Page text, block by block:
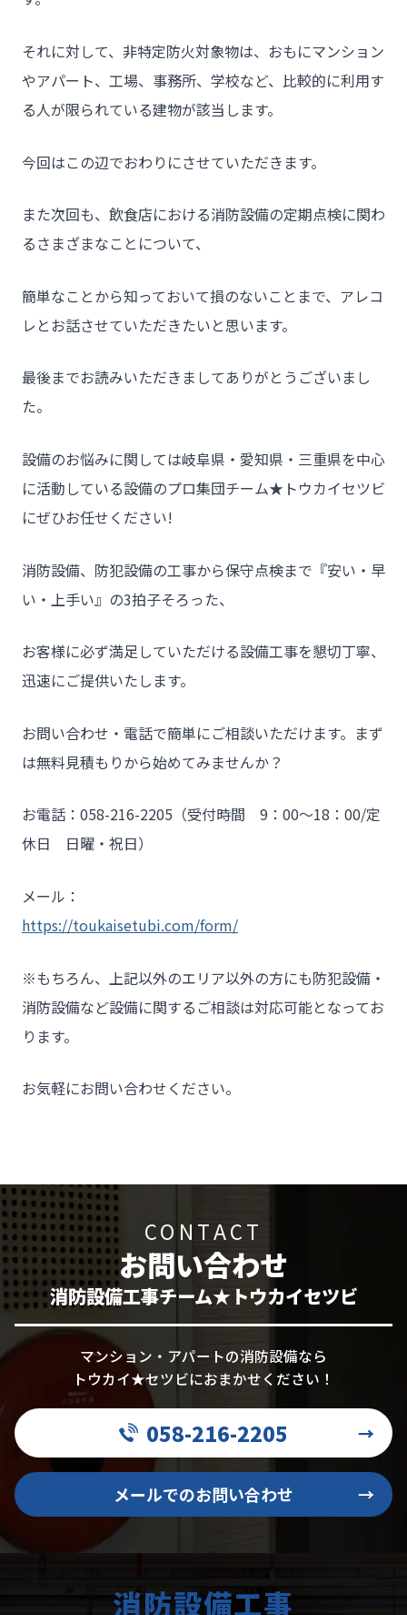
それに対して、非特定防火対象物は、おもにマンション
やアパート、工場、事務所、学校など、比較的に利用す
る人が限られている建物が該当します。
今回はこの辺でおわりにさせていただきます。
また次回も、飲食店における消防設備の定期点検に関わ
るさまざまなことについて、
簡単なことから知っておいて損のないことまで、アレコ
レとお話させていただきたいと思います。
最後までお読みいただきましてありがとうございまし
た。
設備のお悩みに関しては岐阜県・愛知県・三重県を中心
に活動している設備のプロ集団チーム★トウカイセツビ
にぜひお任せください!
消防設備、防犯設備の工事から保守点検まで『安い・早
い・上手い』の3拍子そろった、
お客様に必ず満足していただける設備工事を懇切丁寧、
迅速にご提供いたします。
お問い合わせ・電話で簡単にご相談いただけます。まず
は無料見積もりから始めてみませんか？
お電話：058-216-2205（受付時間 9：00～18：00/定
休日 日曜・祝日）
メール：
https://toukaisetubi.com/form/
※もちろん、上記以外のエリア以外の方にも防犯設備・
消防設備など設備に関するご相談は対応可能となってお
ります。
お気軽にお問い合わせください。
CONTACT
お問い合わせ
消防設備工事チーム★トウカイセツビ
マンション・アパートの消防設備なら
トウカイ★セツビにおまかせください！
058-216-2205 →
メールでのお問い合わせ →
消防設備工事